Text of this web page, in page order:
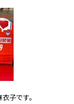
子です。